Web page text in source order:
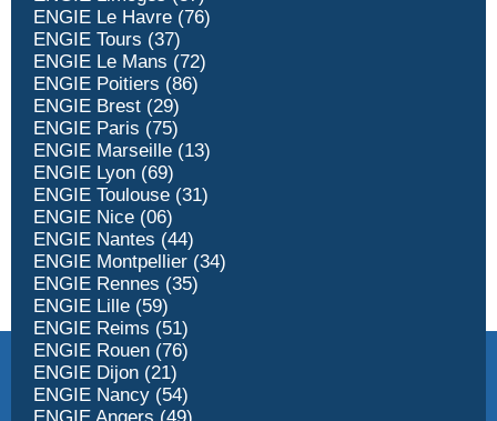
ENGIE Le Havre (76)
ENGIE Tours (37)
ENGIE Le Mans (72)
ENGIE Poitiers (86)
ENGIE Brest (29)
ENGIE Paris (75)
ENGIE Marseille (13)
ENGIE Lyon (69)
ENGIE Toulouse (31)
ENGIE Nice (06)
ENGIE Nantes (44)
ENGIE Montpellier (34)
ENGIE Rennes (35)
ENGIE Lille (59)
ENGIE Reims (51)
ENGIE Rouen (76)
ENGIE Dijon (21)
ENGIE Nancy (54)